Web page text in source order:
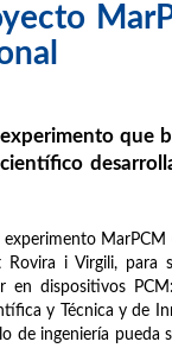
que
MarPCM
i Virgili, para
dispositivos
y Técnica y de
ingeniería pueda